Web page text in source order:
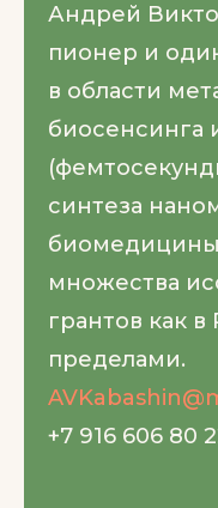
Андрей
пионер и
в области
биосенсинга
синтеза
множества
грантов как в
пределами.
+7 916 606 80